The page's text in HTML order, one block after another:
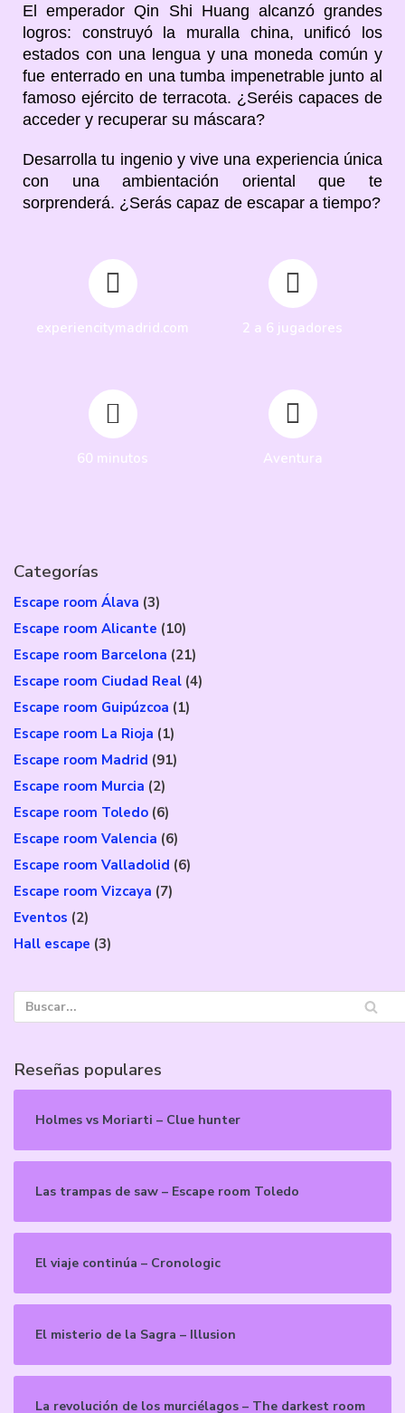
El emperador Qin Shi Huang alcanzó grandes
logros: construyó la muralla china, unificó los
estados con una lengua y una moneda común y
fue enterrado en una tumba impenetrable junto al
famoso ejército de terracota. ¿Seréis capaces de
acceder y recuperar su máscara?
Desarrolla tu ingenio y vive una experiencia única
con una ambientación oriental que te
sorprenderá. ¿Serás capaz de escapar a tiempo?
experiencitymadrid.com 2 a 6 jugadores
60 minutos Aventura
Categorías
Escape room Álava (3)
Escape room Alicante (10)
Escape room Barcelona (21)
Escape room Ciudad Real (4)
Escape room Guipúzcoa (1)
Escape room La Rioja (1)
Escape room Madrid (91)
Escape room Murcia (2)
Escape room Toledo (6)
Escape room Valencia (6)
Escape room Valladolid (6)
Escape room Vizcaya (7)
Eventos (2)
Hall escape (3)
Reseñas populares
Holmes vs Moriarti – Clue hunter
Las trampas de saw – Escape room Toledo
El viaje continúa – Cronologic
El misterio de la Sagra – Illusion
La revolución de los murciélagos – The darkest room